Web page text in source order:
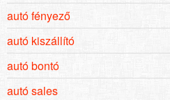
autó fényező
autó kiszállító
autó bontó
autó sales